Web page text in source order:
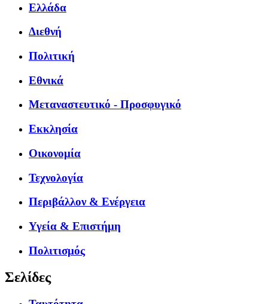
Ελλάδα
Διεθνή
Πολιτική
Εθνικά
Μεταναστευτικό - Προσφυγικό
Εκκλησία
Οικονομία
Τεχνολογία
Περιβάλλον & Ενέργεια
Υγεία & Επιστήμη
Πολιτισμός
Σελίδες